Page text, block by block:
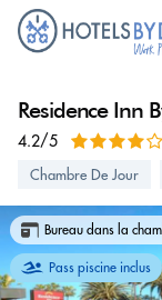
Residence Inn
4.2/5
Chambre De Jour
Bureau dans la
Pass piscine inclus